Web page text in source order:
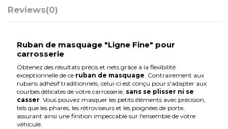
Reviews(0)
Ruban de masquage "Ligne Fine" pour
carrosserie
Obtenez des résultats précis et nets grâce à la flexibilité
exceptionnelle de ce ruban de masquage. Contrairement aux
rubans adhésif traditionnels, celui-ci est conçu pour s'adapter aux
courbes délicates de votre carrosserie, sans se plisser ni se
casser. Vous pouvez masquer les petits éléments avec précision,
tels que les phares, les rétroviseurs et les poignées de porte,
assurant ainsi une finition impeccable sur l'ensemble de votre
véhicule.